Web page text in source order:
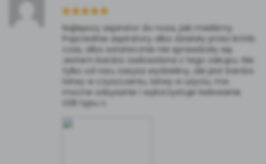
Najlepszy aspirator do nosa, jaki mieliśmy.
Poprzednie aspiratory albo działały przez krótki
czas, albo ostatecznie nie sprawdzały się.
Jestem bardzo zadowolona z tego zakupu. Nie
tylko od razu zasysa wydzieliny, ale jest bardzo
łatwy w czyszczeniu, łatwy w użyciu, ma
mocne odsysanie i wykorzystuje ładowanie
USB typu c.